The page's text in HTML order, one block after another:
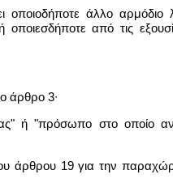
οποιοδήποτε άλλο αρμόδιο
από τις
άρθρο 3∙
ή "πρόσωπο στο οποίο
άρθρου 19 για την